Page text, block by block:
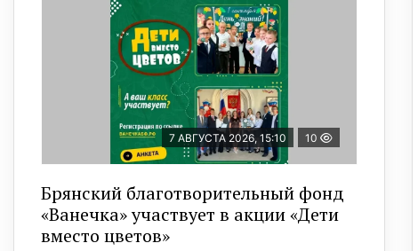
7 АВГУСТА 2026, 15:10 10
Брянский благотворительный фонд
«Ванечка» участвует в акции «Дети
вместо цветов»